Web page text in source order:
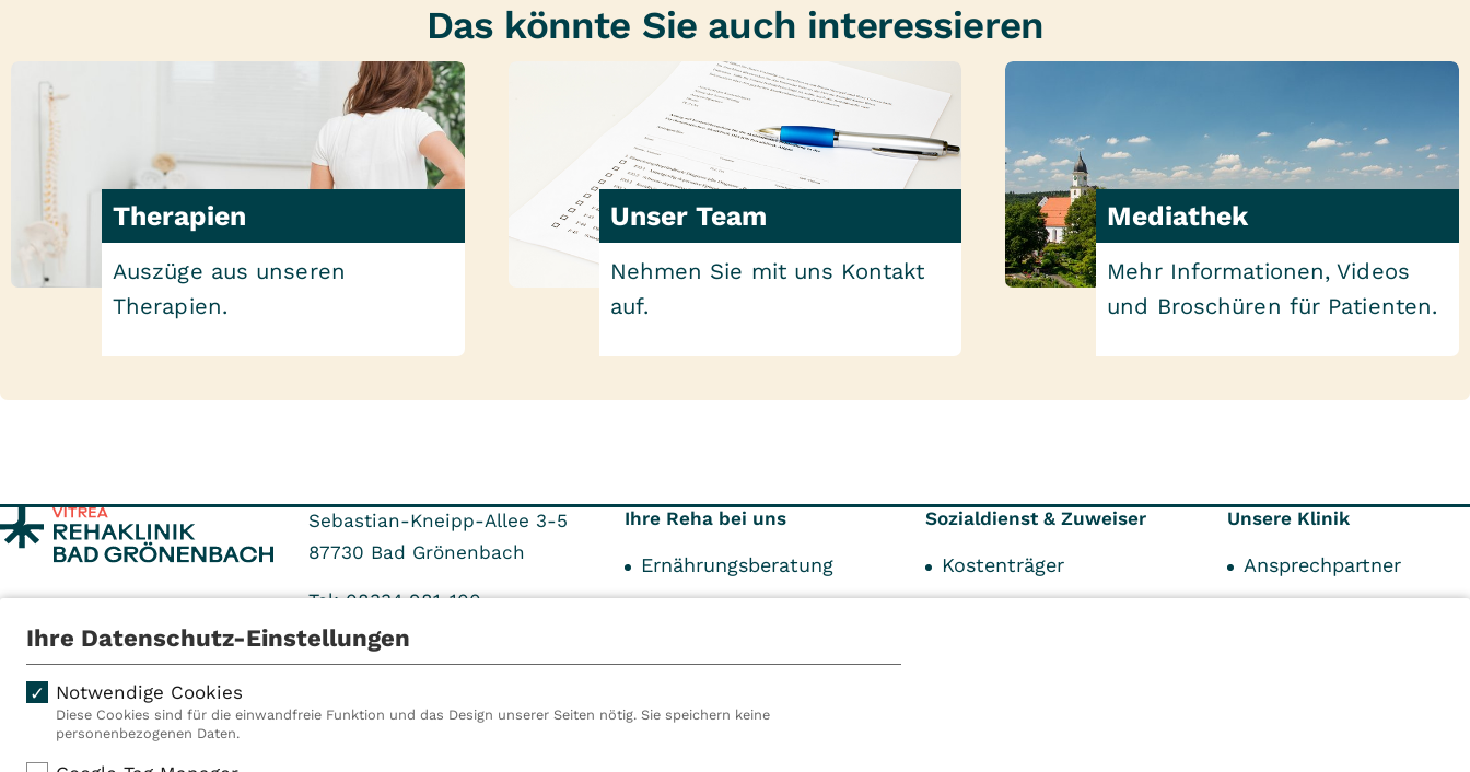
Das könnte Sie auch interessieren
Therapien
Auszüge aus unseren
Therapien.
Unser Team
Nehmen Sie mit uns Kontakt
auf.
Mediathek
Mehr Informationen, Videos
und Broschüren für Patienten.
Sebastian-Kneipp-Allee 3-5
87730 Bad Grönenbach
Tel: 08334 981-100
Fax: 08334 981-599
Ihre Reha bei uns
Ernährungsberatung
Sozialdienst & Zuweiser
Kostenträger
Unsere Klinik
Ansprechpartner
Ihre Datenschutz-Einstellungen
Notwendige Cookies
Diese Cookies sind für die einwandfreie Funktion und das Design unserer Seiten nötig. Sie speichern keine
personenbezogenen Daten.